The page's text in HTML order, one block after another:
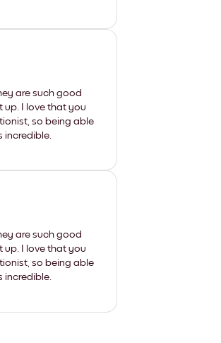
are such good
up. I love that you
so being able
incredible.
are such good
up. I love that you
so being able
incredible.